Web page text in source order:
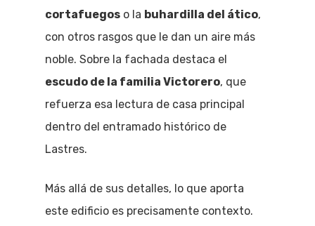
cortafuegos o la buhardilla del ático,
con otros rasgos que le dan un aire más
noble. Sobre la fachada destaca el
escudo de la familia Victorero, que
refuerza esa lectura de casa principal
dentro del entramado histórico de
Lastres.
Más allá de sus detalles, lo que aporta
este edificio es precisamente contexto.